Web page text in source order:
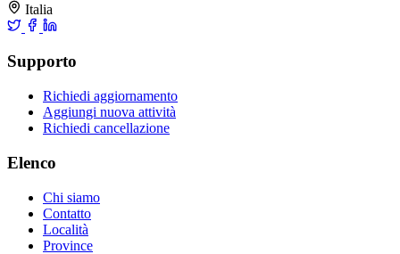
Italia
Supporto
Richiedi aggiornamento
Aggiungi nuova attività
Richiedi cancellazione
Elenco
Chi siamo
Contatto
Località
Province